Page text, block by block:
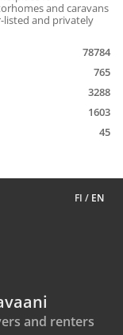
and caravans
listed and privately
78784
765
3288
1603
45
FI / EN
and renters